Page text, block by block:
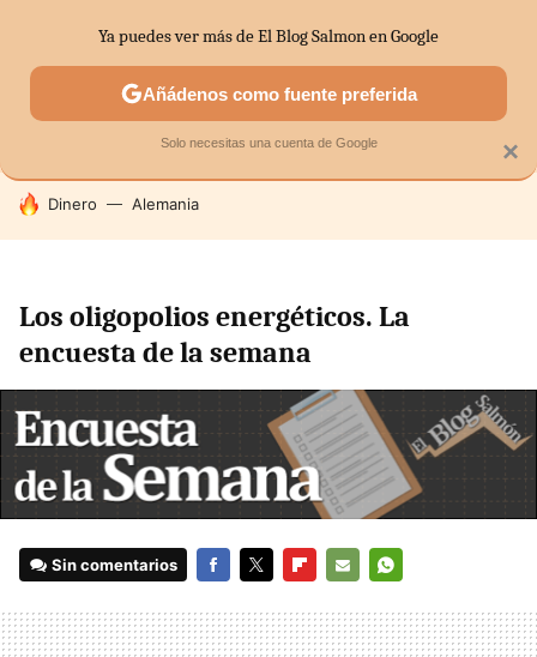
SECTORES ECONOMÍA DOMÉSTICA MERCADOS
HOY SE HABLA DE
Dinero Alemania
Los oligopolios energéticos. La
encuesta de la semana
Sin comentarios
MAIL
×
Ya puedes ver más de El Blog Salmon en Google
Añádenos como fuente preferida
Solo necesitas una cuenta de Google